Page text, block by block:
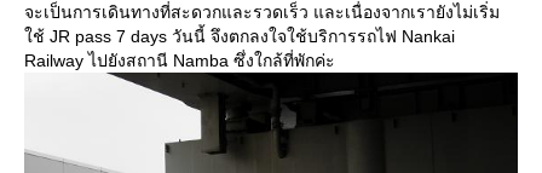
จะเป็นการเดินทางที่สะดวกและรวดเร็ว และเนื่องจากเรายังไม่เริ่ม
ช้ JR pass 7 days วันนี้ จึงตกลงใจใช้บริการรถไฟ Nankai
Railway ไปยังสถานี Namba ซึ่งใกล้ที่พักค่ะ